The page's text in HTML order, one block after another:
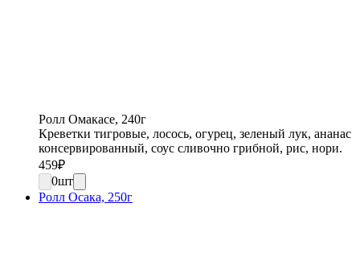
Ролл Омакасе, 240г
Креветки тигровые, лосось, огурец, зеленый лук, ананас
консервированный, соус сливочно грибной, рис, нори.
459₽
0шт
Ролл Осака, 250г